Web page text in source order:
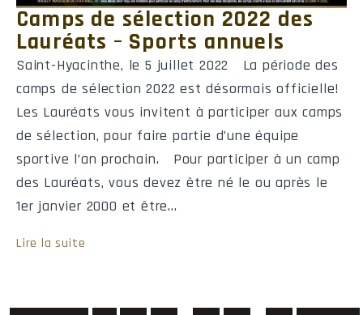
Camps de sélection 2022 des
Lauréats – Sports annuels
Saint-Hyacinthe, le 5 juillet 2022 La période des
camps de sélection 2022 est désormais officielle!
Les Lauréats vous invitent à participer aux camps
de sélection, pour faire partie d’une équipe
sportive l’an prochain. Pour participer à un camp
des Lauréats, vous devez être né le ou après le
1er janvier 2000 et être…
Lire la suite